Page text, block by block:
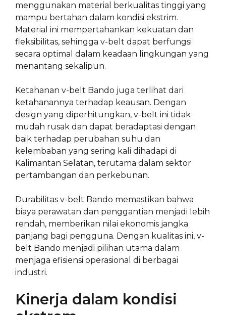
menggunakan material berkualitas tinggi yang
mampu bertahan dalam kondisi ekstrim.
Material ini mempertahankan kekuatan dan
fleksibilitas, sehingga v-belt dapat berfungsi
secara optimal dalam keadaan lingkungan yang
menantang sekalipun.
Ketahanan v-belt Bando juga terlihat dari
ketahanannya terhadap keausan. Dengan
design yang diperhitungkan, v-belt ini tidak
mudah rusak dan dapat beradaptasi dengan
baik terhadap perubahan suhu dan
kelembaban yang sering kali dihadapi di
Kalimantan Selatan, terutama dalam sektor
pertambangan dan perkebunan.
Durabilitas v-belt Bando memastikan bahwa
biaya perawatan dan penggantian menjadi lebih
rendah, memberikan nilai ekonomis jangka
panjang bagi pengguna. Dengan kualitas ini, v-
belt Bando menjadi pilihan utama dalam
menjaga efisiensi operasional di berbagai
industri.
Kinerja dalam kondisi